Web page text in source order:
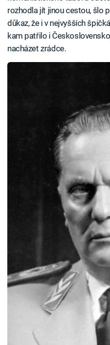
rozhodla jít jinou cestou, šlo
důkaz, že i v nejvyšších
kam patřilo i
nacházet zrádce.